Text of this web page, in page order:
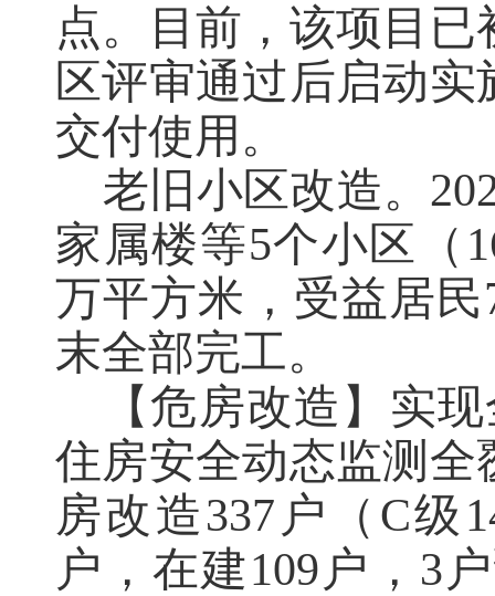
点。
目前，该项目
区评审通过后启动实
交付使用。
老旧小区改造。
家属楼等5个小区（ 1
万平方米，受益居民
末全部完工。
【危房改造】实
住房安全动态监测
房改造337户（C级
户，在建109户，3